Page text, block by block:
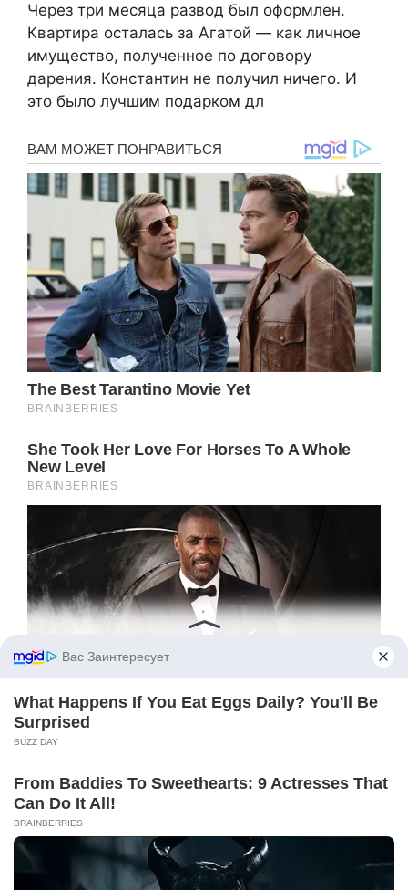
Через три месяца развод был оформлен.
Квартира осталась за Агатой — как личное
имущество, полученное по договору
дарения. Константин не получил ничего. И
это было лучшим подарком дл